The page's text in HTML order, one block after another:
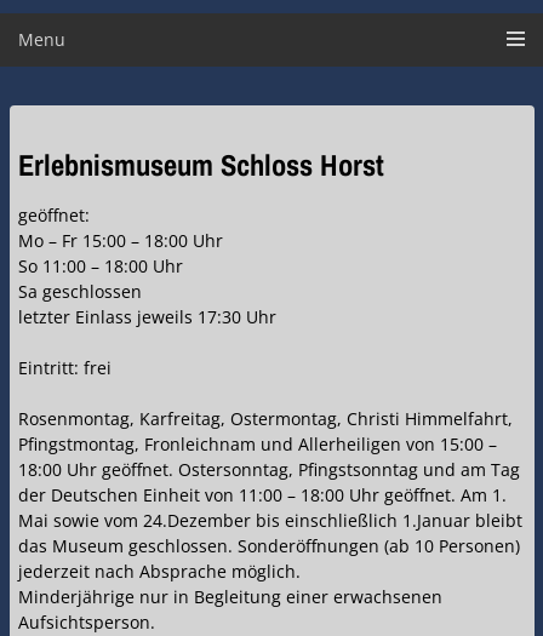
Menu
Erlebnismuseum Schloss Horst
geöffnet:
Mo – Fr 15:00 – 18:00 Uhr
So 11:00 – 18:00 Uhr
Sa geschlossen
letzter Einlass jeweils 17:30 Uhr
Eintritt: frei
Rosenmontag, Karfreitag, Ostermontag, Christi Himmelfahrt,
Pfingstmontag, Fronleichnam und Allerheiligen von 15:00 –
18:00 Uhr geöffnet. Ostersonntag, Pfingstsonntag und am Tag
der Deutschen Einheit von 11:00 – 18:00 Uhr geöffnet. Am 1.
Mai sowie vom 24.Dezember bis einschließlich 1.Januar bleibt
das Museum geschlossen. Sonderöffnungen (ab 10 Personen)
jederzeit nach Absprache möglich.
Minderjährige nur in Begleitung einer erwachsenen
Aufsichtsperson.